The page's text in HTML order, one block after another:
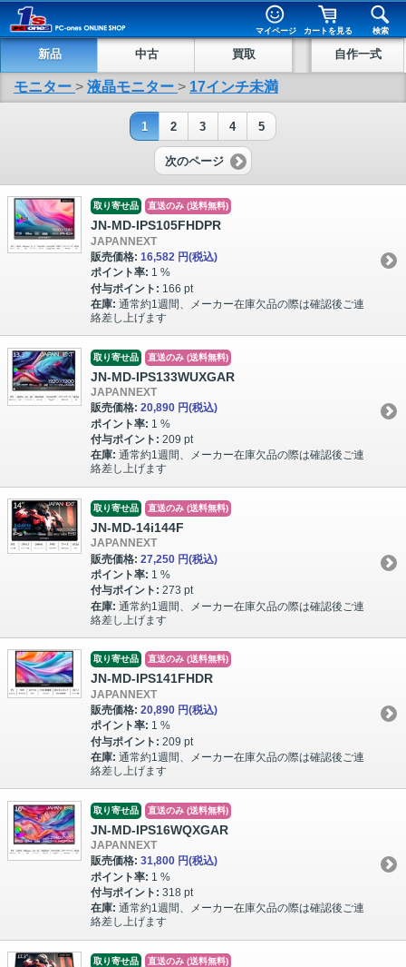
マイページ カートを見る 検索
新品 中古 買取 自作一式
モニター > 液晶モニター > 17インチ未満
1 2 3 4 5
次のページ
取り寄せ品 直送のみ (送料無料)
JN-MD-IPS105FHDPR
JAPANNEXT
販売価格: 16,582 円(税込)
ポイント率: 1 %
付与ポイント: 166 pt
在庫: 通常約1週間、メーカー在庫欠品の際は確認後ご連
絡差し上げます
取り寄せ品 直送のみ (送料無料)
JN-MD-IPS133WUXGAR
JAPANNEXT
販売価格: 20,890 円(税込)
ポイント率: 1 %
付与ポイント: 209 pt
在庫: 通常約1週間、メーカー在庫欠品の際は確認後ご連
絡差し上げます
取り寄せ品 直送のみ (送料無料)
JN-MD-14i144F
JAPANNEXT
販売価格: 27,250 円(税込)
ポイント率: 1 %
付与ポイント: 273 pt
在庫: 通常約1週間、メーカー在庫欠品の際は確認後ご連
絡差し上げます
取り寄せ品 直送のみ (送料無料)
JN-MD-IPS141FHDR
JAPANNEXT
販売価格: 20,890 円(税込)
ポイント率: 1 %
付与ポイント: 209 pt
在庫: 通常約1週間、メーカー在庫欠品の際は確認後ご連
絡差し上げます
取り寄せ品 直送のみ (送料無料)
JN-MD-IPS16WQXGAR
JAPANNEXT
販売価格: 31,800 円(税込)
ポイント率: 1 %
付与ポイント: 318 pt
在庫: 通常約1週間、メーカー在庫欠品の際は確認後ご連
絡差し上げます
取り寄せ品 直送のみ (送料無料)